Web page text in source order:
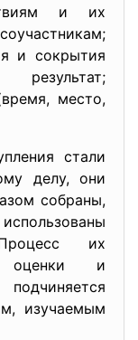
и их
и сокрытия
результат;
место,
стали
делу, они
собраны,
их
оценки и
изучаемым